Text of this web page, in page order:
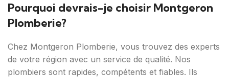
Pourquoi devrais-je choisir Montgeron
Plomberie?
Chez Montgeron Plomberie, vous trouvez des experts
de votre région avec un service de qualité. Nos
plombiers sont rapides, compétents et fiables. Ils